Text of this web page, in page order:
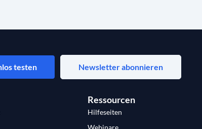
testen Newsletter abonnieren
Ressourcen
Hilfeseiten
Webinare